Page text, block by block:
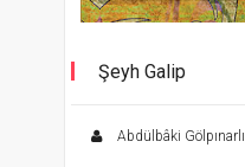
Şeyh Galip
Abdülbâki Gölpınarlı